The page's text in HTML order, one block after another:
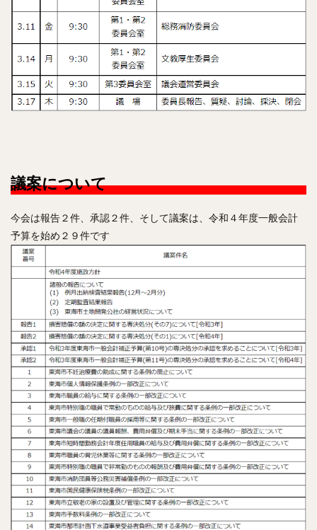
議案について
今会は報告２件、承認２件、そして議案は、令和４年度一般会計
予算を始め２９件です